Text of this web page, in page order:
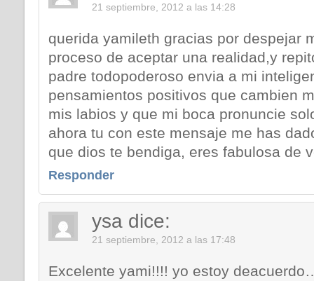
21 septiembre, 2012 a las 14:28
querida yamileth gracias por despejar
proceso de aceptar una realidad,y
padre todopoderoso envia a mi
pensamientos positivos que cambien
mis labios y que mi boca pronuncie
ahora tu con este mensaje me has
que dios te bendiga, eres fabulosa de
Responder
ysa dice:
21 septiembre, 2012 a las 17:48
Excelente yami!!!! yo estoy